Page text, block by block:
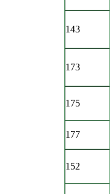
143
173
175
177
152